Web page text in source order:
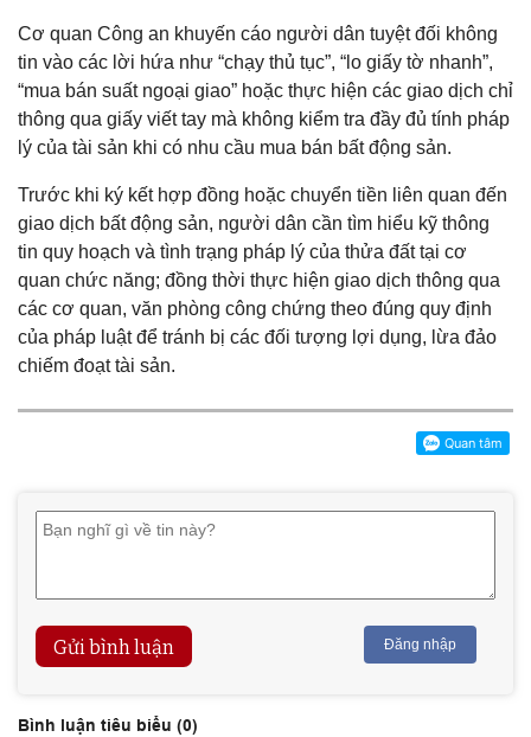
Cơ quan Công an khuyến cáo người dân tuyệt đối không
tin vào các lời hứa như “chạy thủ tục”, “lo giấy tờ nhanh”,
“mua bán suất ngoại giao” hoặc thực hiện các giao dịch chỉ
thông qua giấy viết tay mà không kiểm tra đầy đủ tính pháp
lý của tài sản khi có nhu cầu mua bán bất động sản.
Trước khi ký kết hợp đồng hoặc chuyển tiền liên quan đến
giao dịch bất động sản, người dân cần tìm hiểu kỹ thông
tin quy hoạch và tình trạng pháp lý của thửa đất tại cơ
quan chức năng; đồng thời thực hiện giao dịch thông qua
các cơ quan, văn phòng công chứng theo đúng quy định
của pháp luật để tránh bị các đối tượng lợi dụng, lừa đảo
chiếm đoạt tài sản.
Gửi bình luận Đăng nhập
Bình luận tiêu biểu (0)